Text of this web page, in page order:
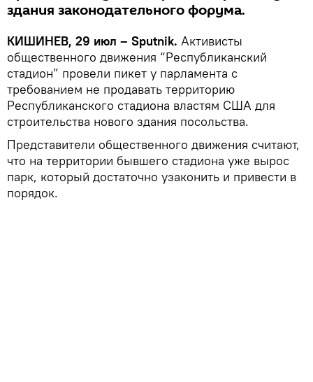
здания законодательного форума.
КИШИНЕВ, 29 июл – Sputnik. Активисты
общественного движения “Республиканский
стадион” провели пикет у парламента с
требованием не продавать территорию
Республиканского стадиона властям США для
строительства нового здания посольства.
Представители общественного движения считают,
что на территории бывшего стадиона уже вырос
парк, который достаточно узаконить и привести в
порядок.